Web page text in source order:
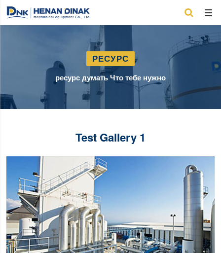

РЕСУРС
ресурс думать Что тебе нужно
Test Gallery 1